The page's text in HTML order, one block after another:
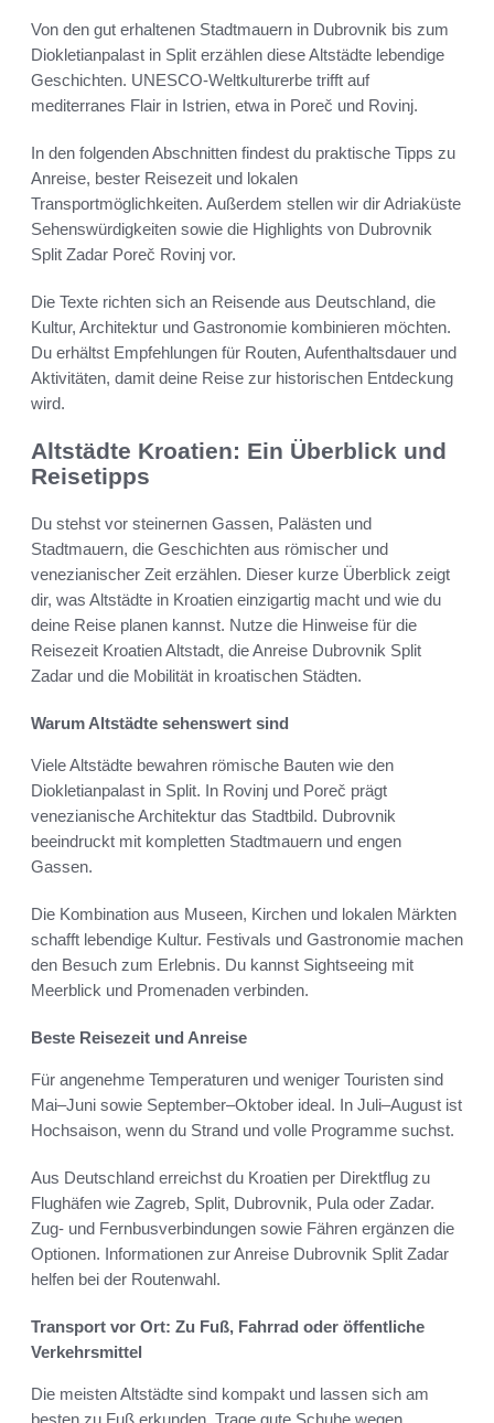
Von den gut erhaltenen Stadtmauern in Dubrovnik bis zum
Diokletianpalast in Split erzählen diese Altstädte lebendige
Geschichten. UNESCO-Weltkulturerbe trifft auf
mediterranes Flair in Istrien, etwa in Poreč und Rovinj.
In den folgenden Abschnitten findest du praktische Tipps zu
Anreise, bester Reisezeit und lokalen
Transportmöglichkeiten. Außerdem stellen wir dir Adriaküste
Sehenswürdigkeiten sowie die Highlights von Dubrovnik
Split Zadar Poreč Rovinj vor.
Die Texte richten sich an Reisende aus Deutschland, die
Kultur, Architektur und Gastronomie kombinieren möchten.
Du erhältst Empfehlungen für Routen, Aufenthaltsdauer und
Aktivitäten, damit deine Reise zur historischen Entdeckung
wird.
Altstädte Kroatien: Ein Überblick und
Reisetipps
Du stehst vor steinernen Gassen, Palästen und
Stadtmauern, die Geschichten aus römischer und
venezianischer Zeit erzählen. Dieser kurze Überblick zeigt
dir, was Altstädte in Kroatien einzigartig macht und wie du
deine Reise planen kannst. Nutze die Hinweise für die
Reisezeit Kroatien Altstadt, die Anreise Dubrovnik Split
Zadar und die Mobilität in kroatischen Städten.
Warum Altstädte sehenswert sind
Viele Altstädte bewahren römische Bauten wie den
Diokletianpalast in Split. In Rovinj und Poreč prägt
venezianische Architektur das Stadtbild. Dubrovnik
beeindruckt mit kompletten Stadtmauern und engen
Gassen.
Die Kombination aus Museen, Kirchen und lokalen Märkten
schafft lebendige Kultur. Festivals und Gastronomie machen
den Besuch zum Erlebnis. Du kannst Sightseeing mit
Meerblick und Promenaden verbinden.
Beste Reisezeit und Anreise
Für angenehme Temperaturen und weniger Touristen sind
Mai–Juni sowie September–Oktober ideal. In Juli–August ist
Hochsaison, wenn du Strand und volle Programme suchst.
Aus Deutschland erreichst du Kroatien per Direktflug zu
Flughäfen wie Zagreb, Split, Dubrovnik, Pula oder Zadar.
Zug- und Fernbusverbindungen sowie Fähren ergänzen die
Optionen. Informationen zur Anreise Dubrovnik Split Zadar
helfen bei der Routenwahl.
Transport vor Ort: Zu Fuß, Fahrrad oder öffentliche
Verkehrsmittel
Die meisten Altstädte sind kompakt und lassen sich am